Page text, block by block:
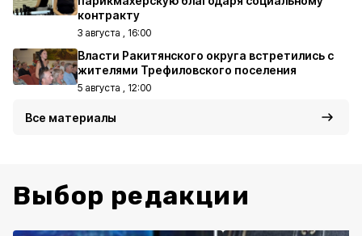
контракту
3 августа , 16:00
Власти Ракитянского округа встретились с
жителями Трефиловского поселения
5 августа , 12:00
Все материалы
Выбор редакции